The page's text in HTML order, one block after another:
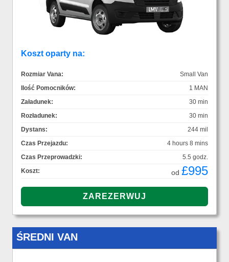
Koszt oparty na:
Rozmiar Vana:
Small Van
Ilość Pomocników:
1 MAN
Załadunek:
30 min
Rozładunek:
30 min
Dystans:
244 mil
Czas Przejazdu:
4 hours 8 mins
Czas Przeprowadzki:
5.5 godz.
Koszt:
od £995
ŚREDNI VAN